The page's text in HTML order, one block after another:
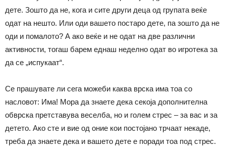
дете. Зошто да не, кога и сите други деца од групата веќе
одат на нешто. Или оди вашето постаро дете, па зошто да не
оди и помалото? А ако веќе и не одат на две различни
активности, тогаш барем еднаш неделно одат во игротека за
да се „испукаат“.
Се прашувате ли сега можеби каква врска има тоа со
насловот: Има! Мора да знаете дека секоја дополнителна
обврска претставува веселба, но и голем стрес – за вас и за
детето. Ако сте и вие од оние кои постојано трчаат некаде,
треба да знаете дека и вашето дете е поради тоа под стрес.